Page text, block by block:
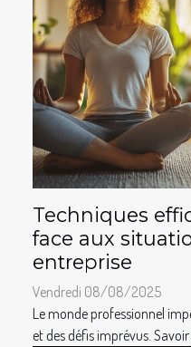
Techniques
face aux
entreprise
Vendredi 08/08/2025
Le monde professionnel
et des défis imprévus. Savoir